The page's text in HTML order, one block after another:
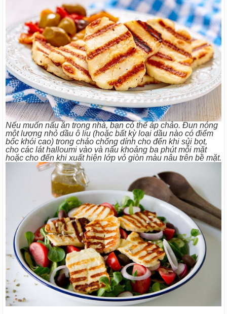
Nếu muốn nấu ăn trong nhà, bạn có thể áp chảo. Đun nóng
một lượng nhỏ dầu ô liu (hoặc bất kỳ loại dầu nào có điểm
bốc khói cao) trong chảo chống dính cho đến khi sủi bọt,
cho các lát halloumi vào và nấu khoảng ba phút mỗi mặt
hoặc cho đến khi xuất hiện lớp vỏ giòn màu nâu trên bề mặt.